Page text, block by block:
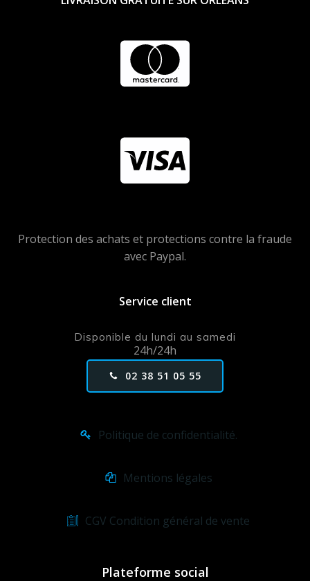
Protection des achats et protections contre la fraude
avec Paypal.
Service client
Disponible du lundi au samedi
24h/24h
02 38 51 05 55
Politique de confidentialité.
Mentions légales
CGV Condition général de vente
Plateforme social